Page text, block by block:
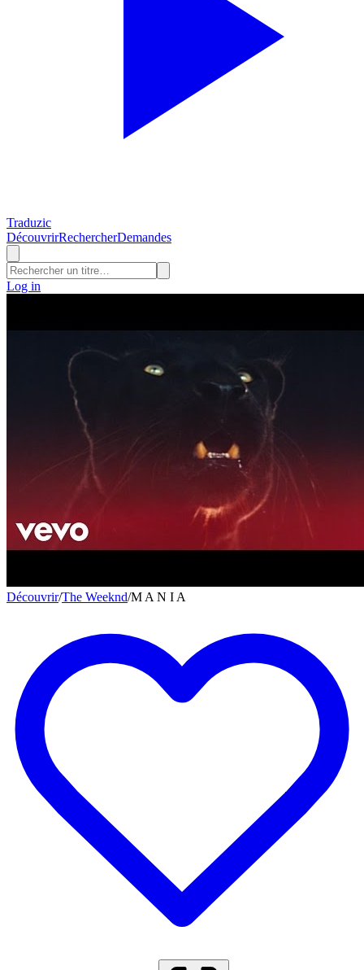
Traduzic
DécouvrirRechercherDemandes
Log in
Découvrir/The Weeknd/M A N I A